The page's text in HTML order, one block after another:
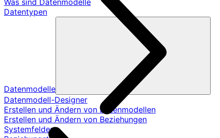
Was sind Datenmodelle
Datentypen
Datenmodelle
Datenmodell-Designer
Erstellen und Ändern von Datenmodellen
Erstellen und Ändern von Beziehungen
Systemfelder